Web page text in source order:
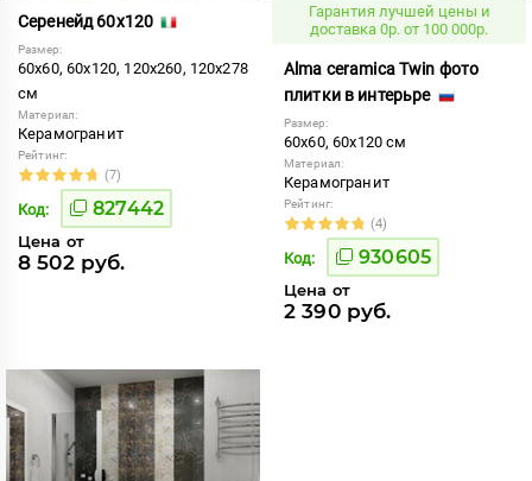
Серенейд 60x120
Размер:
60x60, 60x120, 120x260, 120x278
см
Материал:
Керамогранит
Рейтинг:
(7)
Код: 827442
Цена от
8 502 руб.
Гарантия лучшей цены и
доставка 0р. от 100 000р.
Alma ceramica Twin фото
плитки в интерьре
Размер:
60x60, 60x120 см
Материал:
Керамогранит
Рейтинг:
(4)
Код: 930605
Цена от
2 390 руб.